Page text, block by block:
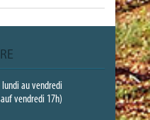
au vendredi
vendredi 17h)